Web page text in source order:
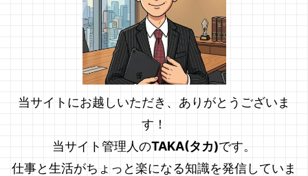
当サイトにお越しいただき、ありがとうございま
す！
当サイト管理人のTAKA(タカ)です。
仕事と生活がちょっと楽になる知識を発信していま